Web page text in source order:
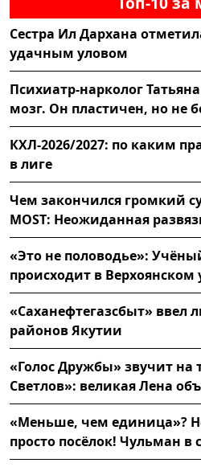
Сестра Ил Дархана
удачным уловом
Психиатр-нарколог
мозг. Он пластичен, но не
КХЛ-2026/2027: по каким
в лиге
Чем закончился громкий
MOST: Неожиданная
«Это не половодье»:
происходит в Верхоянском
«Саханефтегазсбыт»
районов Якутии
«Голос Дружбы» звучит на
Светлов»: великая Лена
«Меньше, чем единица»?
просто посёлок! Чульман в